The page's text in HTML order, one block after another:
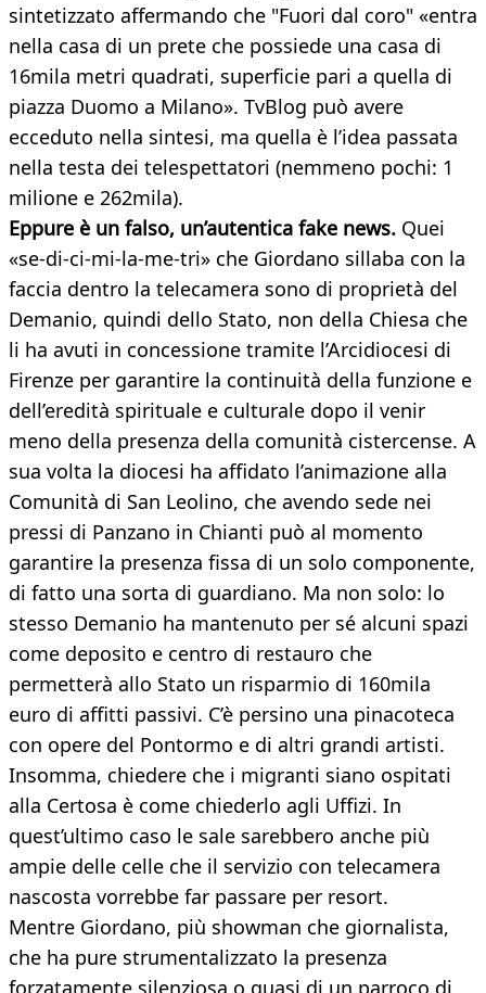
sintetizzato affermando che "Fuori dal coro" «entra
nella casa di un prete che possiede una casa di
16mila metri quadrati, superficie pari a quella di
piazza Duomo a Milano». TvBlog può avere
ecceduto nella sintesi, ma quella è l’idea passata
nella testa dei telespettatori (nemmeno pochi: 1
milione e 262mila).
Eppure è un falso, un’autentica fake news. Quei
«se-di-ci-mi-la-me-tri» che Giordano sillaba con la
faccia dentro la telecamera sono di proprietà del
Demanio, quindi dello Stato, non della Chiesa che
li ha avuti in concessione tramite l’Arcidiocesi di
Firenze per garantire la continuità della funzione e
dell’eredità spirituale e culturale dopo il venir
meno della presenza della comunità cistercense. A
sua volta la diocesi ha affidato l’animazione alla
Comunità di San Leolino, che avendo sede nei
pressi di Panzano in Chianti può al momento
garantire la presenza fissa di un solo componente,
di fatto una sorta di guardiano. Ma non solo: lo
stesso Demanio ha mantenuto per sé alcuni spazi
come deposito e centro di restauro che
permetterà allo Stato un risparmio di 160mila
euro di affitti passivi. C’è persino una pinacoteca
con opere del Pontormo e di altri grandi artisti.
Insomma, chiedere che i migranti siano ospitati
alla Certosa è come chiederlo agli Uffizi. In
quest’ultimo caso le sale sarebbero anche più
ampie delle celle che il servizio con telecamera
nascosta vorrebbe far passare per resort.
Mentre Giordano, più showman che giornalista,
che ha pure strumentalizzato la presenza
forzatamente silenziosa o quasi di un parroco di